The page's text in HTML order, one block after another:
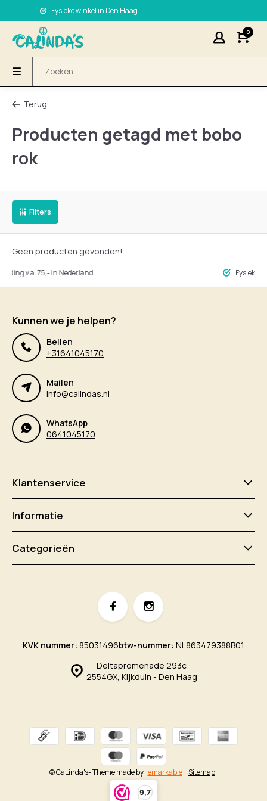
9,7
Fysieke winkel in Den Haag
0
Terug
Producten getagd met bobo
rok
Filters
Geen producten gevonden!...
v.a. 75,- in Nederland Fysieke
Kunnen we je helpen?
Bellen
+31641045170
Mailen
info@calindas.nl
WhatsApp
0641045170
Klantenservice
Informatie
Categorieën
Deltapromenade 293c
2554GX, Kijkduin - Den Haag
KVK nummer: 85031496btw-nummer: NL863479388B01
© CaLinda's- Theme made by emarkable Sitemap